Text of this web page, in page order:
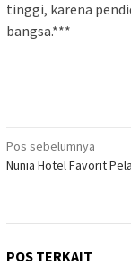
tinggi, karena
bangsa.***
Navigasi
pos
Pos sebelumnya
Nunia Hotel Favorit
POS TERKAIT